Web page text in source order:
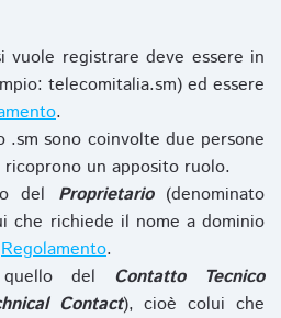
vuole registrare deve essere in
telecomitalia.sm) ed essere
.
.sm sono coinvolte due persone
un apposito ruolo.
del Proprietario(denominato
che richiede il nome a dominio
Regolamento.
del Contatto Tecnico
Contact), cioè colui che